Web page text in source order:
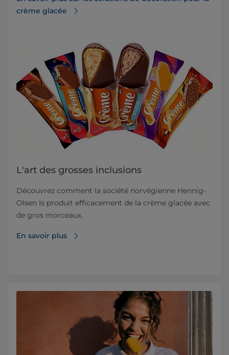
crème glacée
L'art des grosses inclusions
Découvrez comment la société norvégienne Hennig-
Olsen Is produit efficacement de la crème glacée avec
de gros morceaux.
En savoir plus